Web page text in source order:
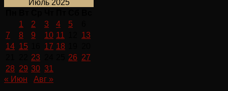
Июль 2025
1
2 3 4 5
7
8 9 10 11
13
14 15 17 18
23 26 27
28 29 30 31
« Июн
Авг »